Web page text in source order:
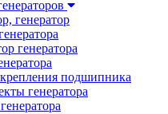
генератор
генератора
подшипника
генератора